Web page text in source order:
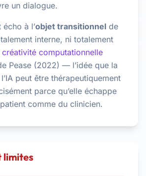
un dialogue.
à l’objet transitionnel de
interne, ni totalement
créativité computationnelle
Pease (2022) — l’idée que la
peut être thérapeutiquement
parce qu’elle échappe
comme du clinicien.
limites